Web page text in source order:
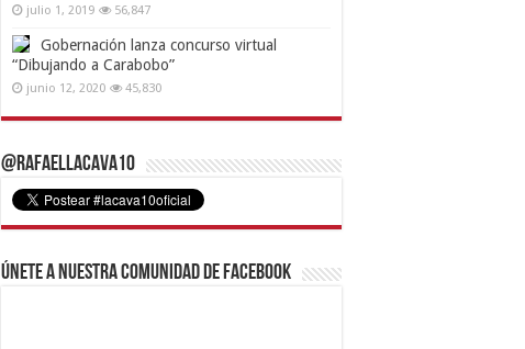
julio 1, 2019 56,847
Gobernación lanza concurso virtual
“Dibujando a Carabobo”
junio 12, 2020 45,830
@RafaelLacava10
Únete a nuestra comunidad de Facebook